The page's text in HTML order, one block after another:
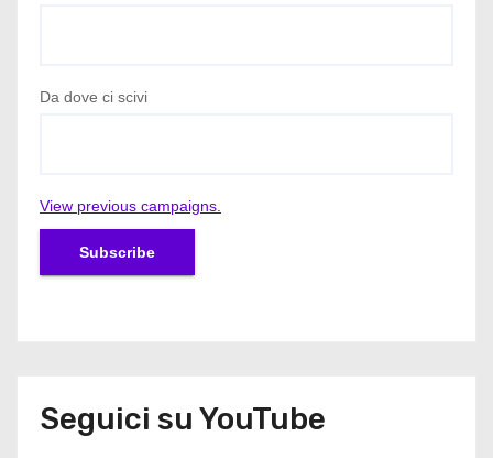
Da dove ci scivi
View previous campaigns.
Seguici su YouTube